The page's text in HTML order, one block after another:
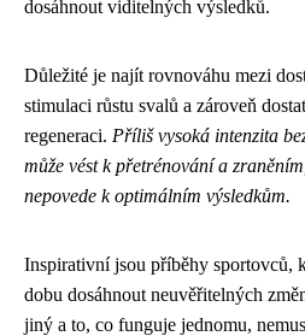
dosáhnout viditelných výsledků.
Důležité je najít rovnováhu mezi
stimulaci růstu svalů a zároveň
regeneraci. Příliš vysoká intenzita
může vést k přetrénování a
nepovede k optimálním výsledkům.
Inspirativní jsou příběhy sportovců,
dobu dosáhnout neuvěřitelných
jiný a to, co funguje jednomu,